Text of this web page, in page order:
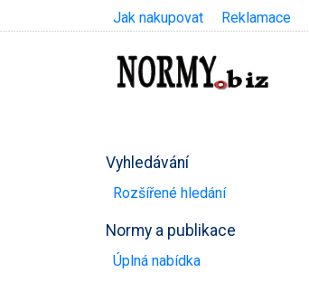
Jak nakupovat Reklamace
Vyhledávání
Rozšířené hledání
Normy a publikace
Úplná nabídka